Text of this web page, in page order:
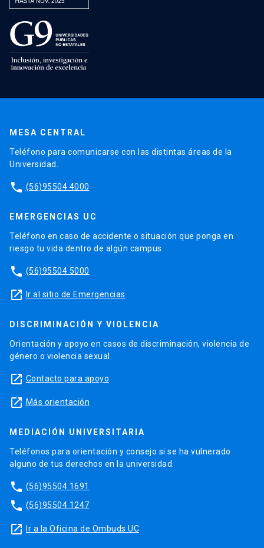
MESA CENTRAL
Teléfono para comunicarse con las distintas áreas de la
Universidad.
phone (56)95504 4000
EMERGENCIAS UC
Teléfono en caso de accidente o situación que ponga en
riesgo tu vida dentro de algún campus.
phone (56)95504 5000
launch Ir al sitio de Emergencias
DISCRIMINACIÓN Y VIOLENCIA
Orientación y apoyo en casos de discriminación, violencia de
género o violencia sexual.
launch Contacto para apoyo
launch Más orientación
MEDIACIÓN UNIVERSITARIA
Teléfonos para orientación y consejo si se ha vulnerado
alguno de tus derechos en la universidad.
phone (56)95504 1691
phone (56)95504 1247
launch Ir a la Oficina de Ombuds UC